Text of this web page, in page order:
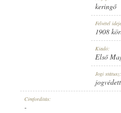
keringő
Felvétel
1908
Kiadó:
Első
Jogi státusz:
Címfordítás:
-